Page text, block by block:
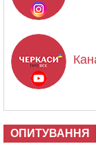
ОПИТУВАННЯ